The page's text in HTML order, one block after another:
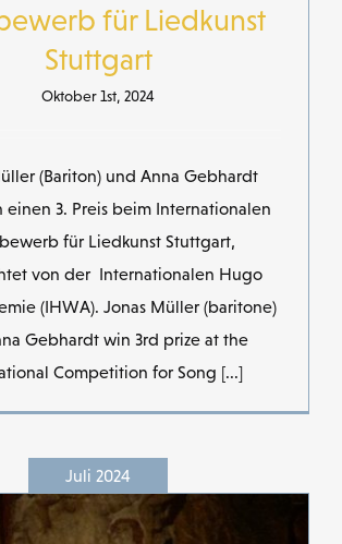
für Liedkunst
Stuttgart
Oktober 1st, 2024
(Bariton) und Anna Gebhardt
3. Preis beim Internationalen
für Liedkunst Stuttgart,
von der Internationalen Hugo
(IHWA). Jonas Müller (baritone)
Gebhardt win 3rd prize at the
Competition for Song [...]
Juli 2024